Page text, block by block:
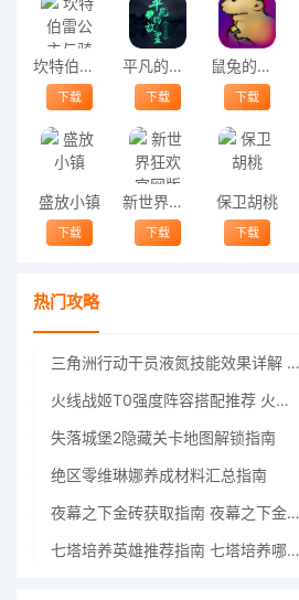
坎特伯雷公主与骑士唤醒冠军之剑的奇幻冒险最新版
下载
平凡的放置最新版
下载
鼠兔的生活手机版(life of pika)
下载
盛放小镇
下载
新世界狂欢官网版
下载
保卫胡桃
下载
热门攻略
三角洲行动干员液氮技能效果详解 三角洲行动干员液氮技能介绍
火线战姬T0强度阵容搭配推荐 火线战姬T0强度阵容哪个好
失落城堡2隐藏关卡地图解锁指南
绝区零维琳娜养成材料汇总指南
夜幕之下金砖获取指南 夜幕之下金砖获取方法
七塔培养英雄推荐指南 七塔培养哪个英雄好